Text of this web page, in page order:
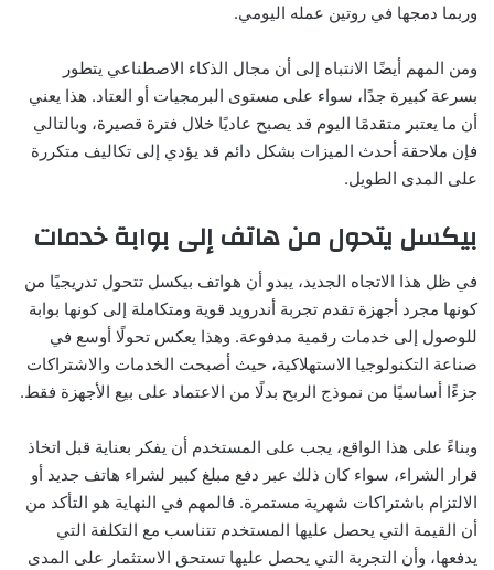
وربما دمجها في روتين عمله اليومي.
ومن المهم أيضًا الانتباه إلى أن مجال الذكاء الاصطناعي يتطور
بسرعة كبيرة جدًا، سواء على مستوى البرمجيات أو العتاد. هذا يعني
أن ما يعتبر متقدمًا اليوم قد يصبح عاديًا خلال فترة قصيرة، وبالتالي
فإن ملاحقة أحدث الميزات بشكل دائم قد يؤدي إلى تكاليف متكررة
على المدى الطويل.
بيكسل يتحول من هاتف إلى بوابة خدمات
في ظل هذا الاتجاه الجديد، يبدو أن هواتف بيكسل تتحول تدريجيًا من
كونها مجرد أجهزة تقدم تجربة أندرويد قوية ومتكاملة إلى كونها بوابة
للوصول إلى خدمات رقمية مدفوعة. وهذا يعكس تحولًا أوسع في
صناعة التكنولوجيا الاستهلاكية، حيث أصبحت الخدمات والاشتراكات
جزءًا أساسيًا من نموذج الربح بدلًا من الاعتماد على بيع الأجهزة فقط.
وبناءً على هذا الواقع، يجب على المستخدم أن يفكر بعناية قبل اتخاذ
قرار الشراء، سواء كان ذلك عبر دفع مبلغ كبير لشراء هاتف جديد أو
الالتزام باشتراكات شهرية مستمرة. فالمهم في النهاية هو التأكد من
أن القيمة التي يحصل عليها المستخدم تتناسب مع التكلفة التي
يدفعها، وأن التجربة التي يحصل عليها تستحق الاستثمار على المدى